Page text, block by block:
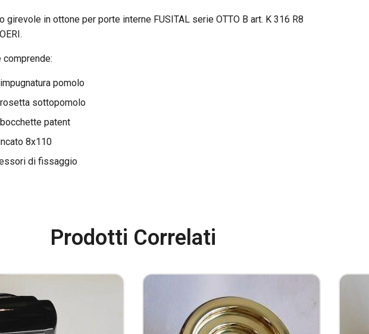
girevole in ottone per porte interne FUSITAL serie OTTO B art. K 316 R8
pomolo
sottopomolo
patent
8x110
di fissaggio
Prodotti Correlati